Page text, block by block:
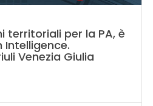
territoriali per la PA, è
Venezia Giulia